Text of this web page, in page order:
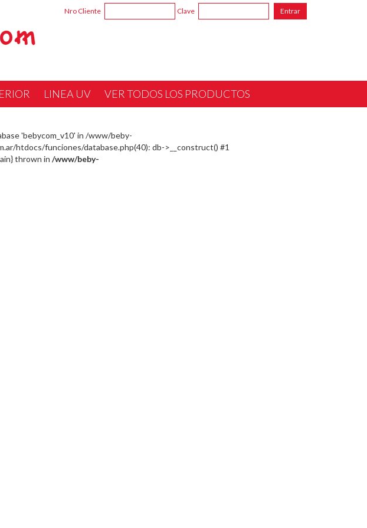
Nro Cliente Clave
LINEA UV VER TODOS LOS PRODUCTOS
'bebycom_v10' in /www/beby-
htdocs/funciones/database.php(40): db->__construct() #1
thrown in /www/beby-